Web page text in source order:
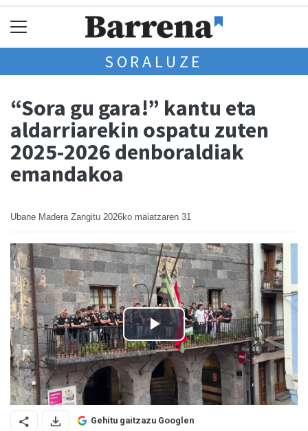
SORALUZE
“Sora gu gara!” kantu eta
aldarriarekin ospatu zuten
2025-2026 denboraldiak
emandakoa
Ubane Madera Zangitu 2026ko maiatzaren 31
Gehitu gaitzazu Googlen